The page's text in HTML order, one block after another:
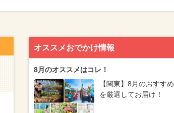
オススメおでかけ情報
8月のオススメはコレ！
【関東】8月のおすすめ
を厳選してお届け！